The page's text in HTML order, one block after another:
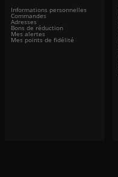
Informations personnelles
Commandes
Adresses
Bons de réduction
Mes alertes
Mes points de fidélité